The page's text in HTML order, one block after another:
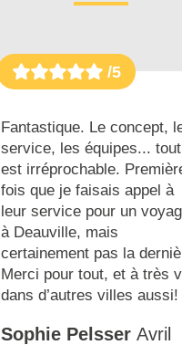
/5
Fantastique. Le concept,
service, les équipes... tout
est irréprochable.
fois que je faisais appel à
leur service pour un
à Deauville, mais
certainement pas la
Merci pour tout, et à très
dans d’autres villes aussi!
Sophie Pelsser Avril